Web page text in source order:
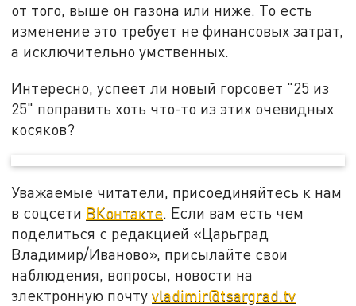
от того, выше он газона или ниже. То есть
изменение это требует не финансовых затрат,
а исключительно умственных.
Интересно, успеет ли новый горсовет "25 из
25" поправить хоть что-то из этих очевидных
косяков?
Уважаемые читатели, присоединяйтесь к нам
в соцсети ВКонтакте. Если вам есть чем
поделиться с редакцией «Царьград
Владимир/Иваново», присылайте свои
наблюдения, вопросы, новости на
электронную почтуvladimir@tsargrad.tv